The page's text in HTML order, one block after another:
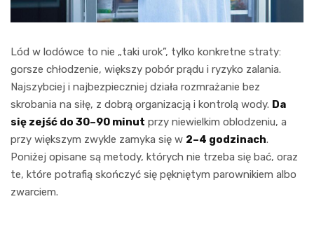
Lód w lodówce to nie „taki urok”, tylko konkretne straty:
gorsze chłodzenie, większy pobór prądu i ryzyko zalania.
Najszybciej i najbezpieczniej działa rozmrażanie bez
skrobania na siłę, z dobrą organizacją i kontrolą wody. Da
się zejść do 30–90 minut przy niewielkim oblodzeniu, a
przy większym zwykle zamyka się w 2–4 godzinach.
Poniżej opisane są metody, których nie trzeba się bać, oraz
te, które potrafią skończyć się pękniętym parownikiem albo
zwarciem.